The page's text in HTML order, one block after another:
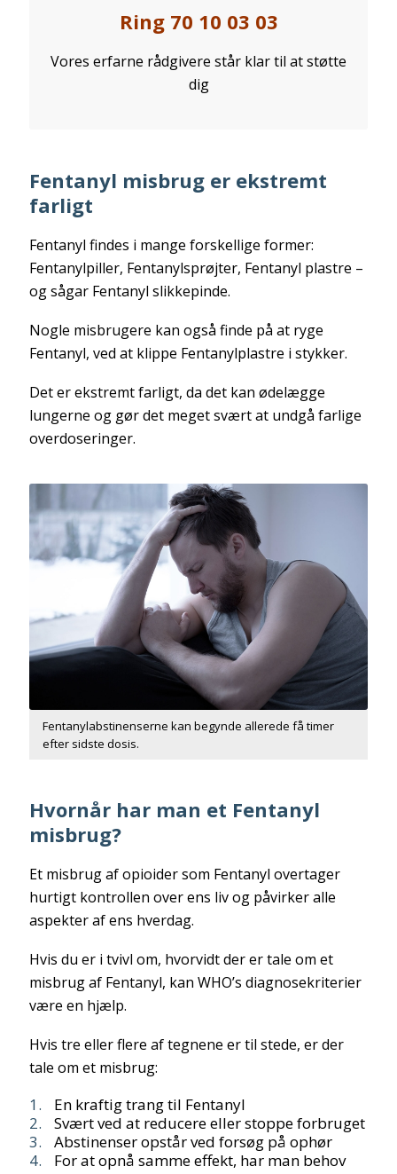
Ring 70 10 03 03
Vores erfarne rådgivere står klar til at støtte
dig
Fentanyl misbrug er ekstremt
farligt
Fentanyl findes i mange forskellige former:
Fentanylpiller, Fentanylsprøjter, Fentanyl plastre –
og sågar Fentanyl slikkepinde.
Nogle misbrugere kan også finde på at ryge
Fentanyl, ved at klippe Fentanylplastre i stykker.
Det er ekstremt farligt, da det kan ødelægge
lungerne og gør det meget svært at undgå farlige
overdoseringer.
Fentanylabstinenserne kan begynde allerede få timer
efter sidste dosis.
Hvornår har man et Fentanyl
misbrug?
Et misbrug af opioider som Fentanyl overtager
hurtigt kontrollen over ens liv og påvirker alle
aspekter af ens hverdag.
Hvis du er i tvivl om, hvorvidt der er tale om et
misbrug af Fentanyl, kan WHO’s diagnosekriterier
være en hjælp.
Hvis tre eller flere af tegnene er til stede, er der
tale om et misbrug:
En kraftig trang til Fentanyl
Svært ved at reducere eller stoppe forbruget
Abstinenser opstår ved forsøg på ophør
For at opnå samme effekt, har man behov